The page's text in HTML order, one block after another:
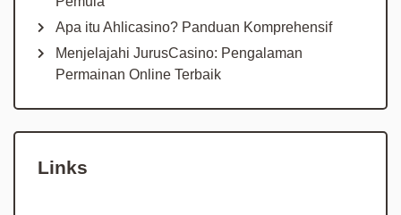
Apa itu Ahlicasino? Panduan Komprehensif
Menjelajahi JurusCasino: Pengalaman
Permainan Online Terbaik
Links